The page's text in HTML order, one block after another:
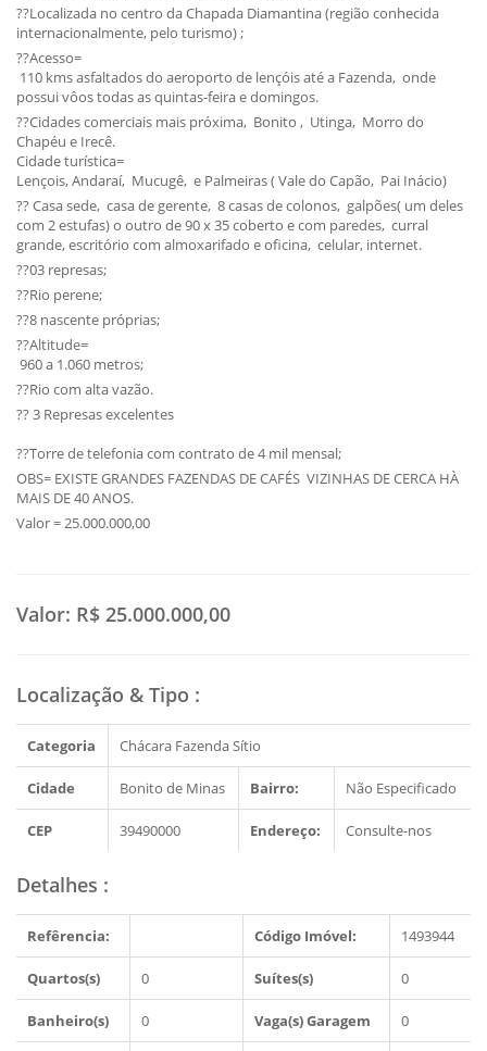
??Localizada no centro da Chapada Diamantina (região conhecida
internacionalmente, pelo turismo) ;
??Acesso=
110 kms asfaltados do aeroporto de lençóis até a Fazenda, onde
possui vôos todas as quintas-feira e domingos.
??Cidades comerciais mais próxima, Bonito , Utinga, Morro do
Chapéu e Irecê.
Cidade turística=
Lençois, Andaraí, Mucugê, e Palmeiras ( Vale do Capão, Pai Inácio)
?? Casa sede, casa de gerente, 8 casas de colonos, galpões( um deles
com 2 estufas) o outro de 90 x 35 coberto e com paredes, curral
grande, escritório com almoxarifado e oficina, celular, internet.
??03 represas;
??Rio perene;
??8 nascente próprias;
??Altitude=
960 a 1.060 metros;
??Rio com alta vazão.
?? 3 Represas excelentes
??Torre de telefonia com contrato de 4 mil mensal;
OBS= EXISTE GRANDES FAZENDAS DE CAFÉS VIZINHAS DE CERCA HÀ
MAIS DE 40 ANOS.
Valor = 25.000.000,00
Valor: R$ 25.000.000,00
Localização & Tipo :
Categoria Chácara Fazenda Sítio
Cidade Bonito de Minas Bairro: Não Especificado
CEP 39490000 Endereço: Consulte-nos
Detalhes :
Refêrencia: Código Imóvel: 1493944
Quartos(s) 0 Suítes(s) 0
Banheiro(s) 0 Vaga(s) Garagem 0